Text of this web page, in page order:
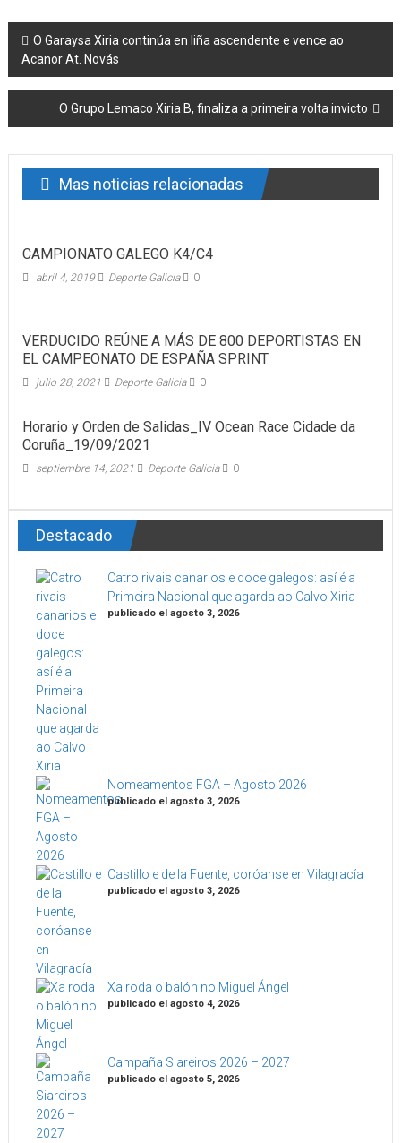
Post navigation
O Garaysa Xiria continúa en liña ascendente e vence ao
Acanor At. Novás
O Grupo Lemaco Xiria B, finaliza a primeira volta invicto
Mas noticias relacionadas
CAMPIONATO GALEGO K4/C4
abril 4, 2019 Deporte Galicia 0
VERDUCIDO REÚNE A MÁS DE 800 DEPORTISTAS EN
EL CAMPEONATO DE ESPAÑA SPRINT
julio 28, 2021 Deporte Galicia 0
Horario y Orden de Salidas_IV Ocean Race Cidade da
Coruña_19/09/2021
septiembre 14, 2021 Deporte Galicia 0
Destacado
Catro rivais canarios e doce galegos: así é a
Primeira Nacional que agarda ao Calvo Xiria
publicado el agosto 3, 2026
Nomeamentos FGA – Agosto 2026
publicado el agosto 3, 2026
Castillo e de la Fuente, coróanse en Vilagracía
publicado el agosto 3, 2026
Xa roda o balón no Miguel Ángel
publicado el agosto 4, 2026
Campaña Siareiros 2026 – 2027
publicado el agosto 5, 2026